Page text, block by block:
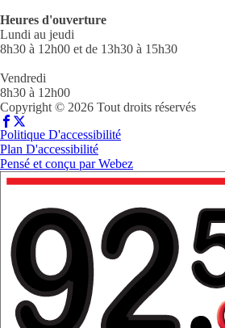
Heures d'ouverture
Lundi au jeudi
8h30 à 12h00 et de 13h30 à 15h30
Vendredi
8h30 à 12h00
Copyright © 2026 Tout droits réservés
Politique D'accessibilité
Plan D'accessibilité
Pensé et conçu parWebez